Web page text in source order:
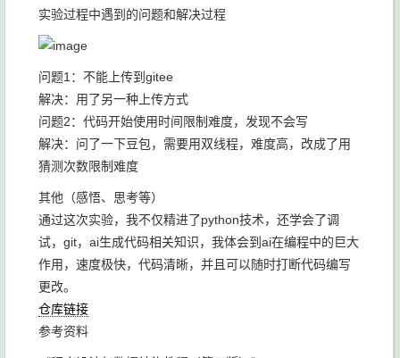
实验过程中遇到的问题和解决过程
问题1：不能上传到gitee
解决：用了另一种上传方式
问题2：代码开始使用时间限制难度，发现不会写
解决：问了一下豆包，需要用双线程，难度高，改成了用
猜测次数限制难度
其他（感悟、思考等）
通过这次实验，我不仅精进了python技术，还学会了调
试，git，ai生成代码相关知识，我体会到ai在编程中的巨大
作用，速度极快，代码清晰，并且可以随时打断代码编写
更改。
仓库链接
参考资料